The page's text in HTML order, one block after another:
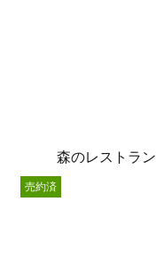
森のレストラン
売約済